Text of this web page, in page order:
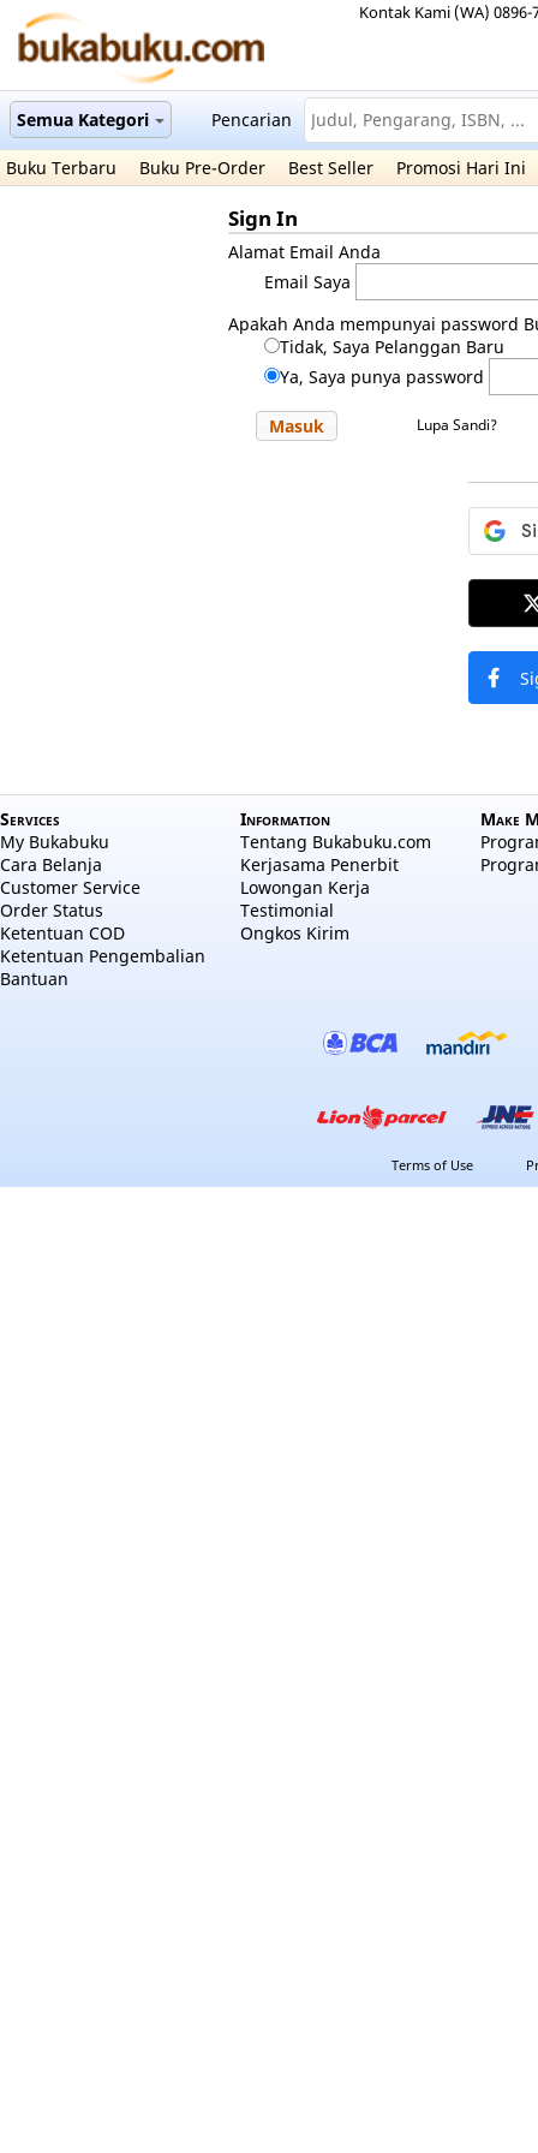
Kontak Kami (WA) 0896-
Semua Kategori Pencarian
Buku Terbaru Buku Pre-Order Best Seller Promosi Hari Ini
Sign In
Alamat Email Anda
Email Saya
Apakah Anda mempunyai password
Tidak, Saya Pelanggan Baru
Ya, Saya punya password
Masuk Lupa Sandi?
Services
My Bukabuku
Cara Belanja
Customer Service
Order Status
Ketentuan COD
Ketentuan Pengembalian
Bantuan
Information
Tentang Bukabuku.com
Kerjasama Penerbit
Lowongan Kerja
Testimonial
Ongkos Kirim
Make
Terms of Use